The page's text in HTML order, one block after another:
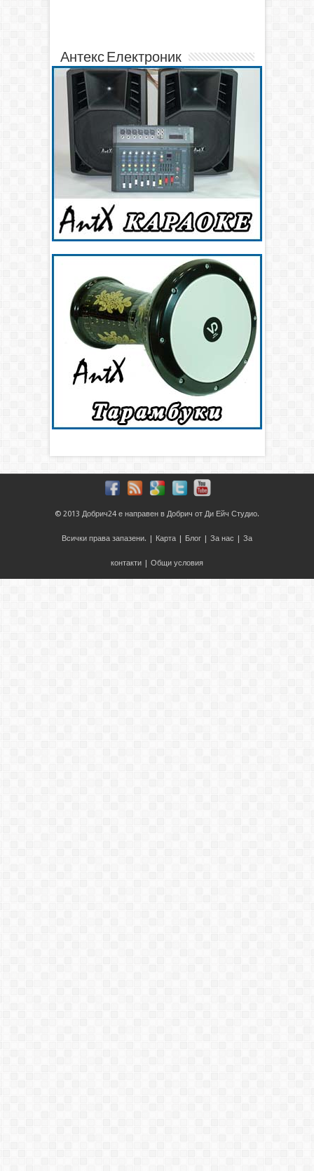
Антекс Електроник
© 2013 Добрич24 е направен в Добрич от Ди Ейч Студио.
Всички права запазени. | Карта Блог За нас За
контакти Общи условия